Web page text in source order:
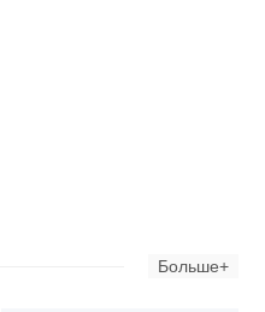
Больше+